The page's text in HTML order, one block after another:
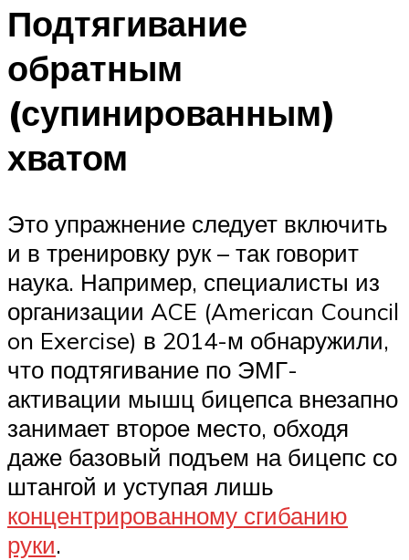
Подтягивание
обратным
(супинированным)
хватом
Это упражнение следует включить
и в тренировку рук – так говорит
наука. Например, специалисты из
организации ACE (American Council
on Exercise) в 2014-м обнаружили,
что подтягивание по ЭМГ-
активации мышц бицепса внезапно
занимает второе место, обходя
даже базовый подъем на бицепс со
штангой и уступая лишь
концентрированному сгибанию
руки.